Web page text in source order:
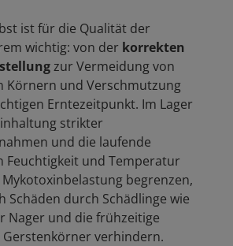
ist für die Qualität der
wichtig: von der korrekten
zur Vermeidung von
Körnern und Verschmutzung
Erntezeitpunkt. Im Lager
strikter
und die laufende
Feuchtigkeit und Temperatur
begrenzen,
Schäden durch Schädlinge wie
Nager und die frühzeitige
Gerstenkörner verhindern.